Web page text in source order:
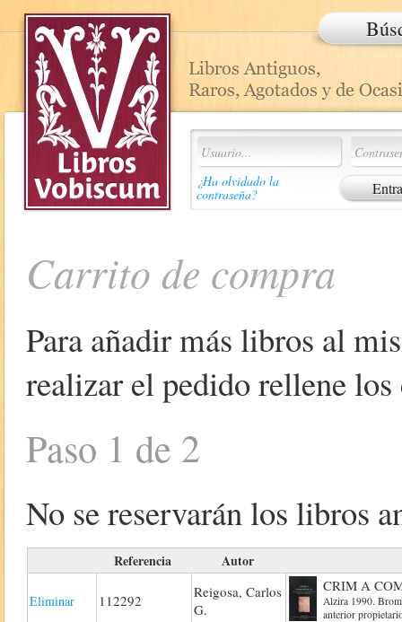
¿Ha olvidado la
contraseña?
Carrito de compra
Para añadir más libros al
realizar el pedido rellene
Paso 1 de 2
No se reservarán los libros
Referencia Autor
Eliminar 112292
Reigosa, Carlos
G.
CRIM A
Alzira 1990.
anterior